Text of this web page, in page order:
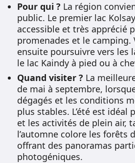
Pour qui ? La région
public. Le premier lac
accessible et très apprécié
promenades et le camping.
ensuite poursuivre vers les
le lac Kaindy à pied ou à
Quand visiter ? La
de mai à septembre,
dégagés et les conditions
plus stables. L’été est idéal
et les activités de plein air,
l’automne colore les forêts
offrant des panoramas
photogéniques.